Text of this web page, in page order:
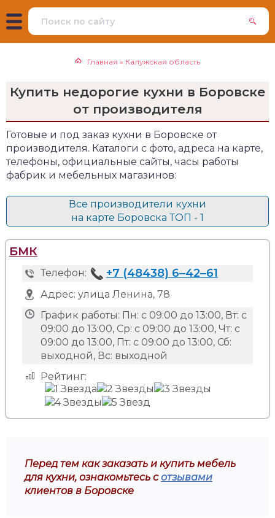
Главная » Калужская область
Купить недорогие кухни в Боровске
от производителя
Готовые и под заказ кухни в Боровске от
производителя. Каталоги с фото, адреса на карте,
телефоны, официальные сайты, часы работы
фабрик и мебельных магазинов:
Все производители кухни
на карте Боровска ТОП - 1
БМК
Телефон: +7 (48438) 6‒42‒61
Адрес: улица Ленина, 78
График работы: Пн: с 09:00 до 13:00, Вт: с
09:00 до 13:00, Ср: с 09:00 до 13:00, Чт: с
09:00 до 13:00, Пт: с 09:00 до 13:00, Сб:
выходной, Вс: выходной
Рейтинг:
Перед тем как заказать и купить мебель
для кухни, ознакомьтесь сотзывами
клиентов в Боровске